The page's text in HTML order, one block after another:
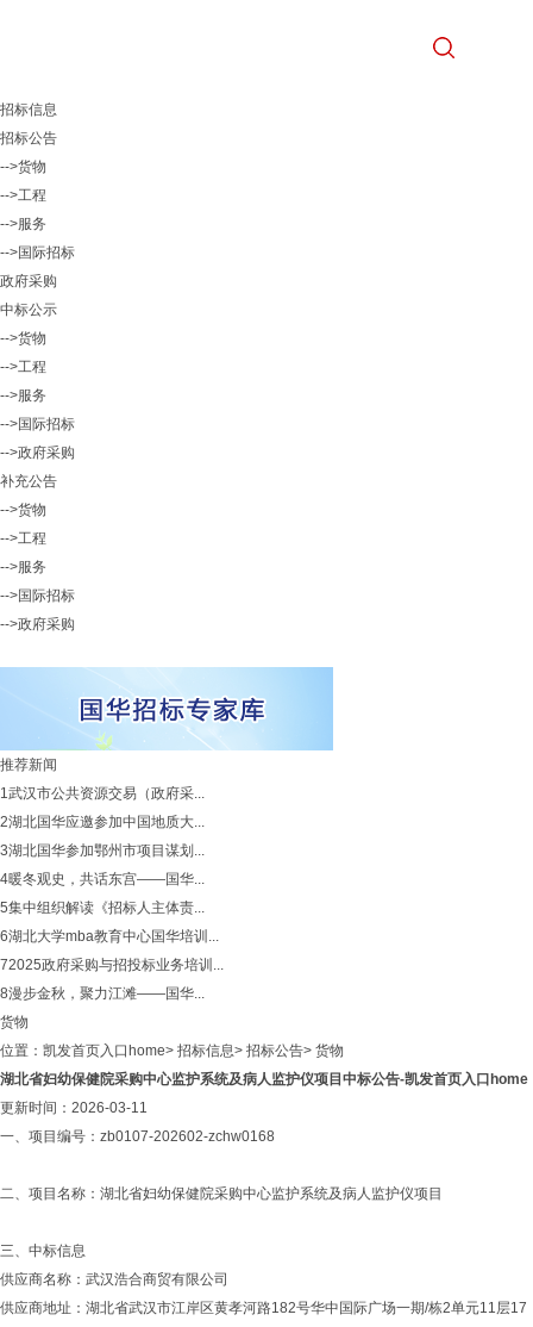
招标信息
招标公告
-->货物
-->工程
-->服务
-->国际招标
政府采购
中标公示
-->货物
-->工程
-->服务
-->国际招标
-->政府采购
补充公告
-->货物
-->工程
-->服务
-->国际招标
-->政府采购
推荐新闻
1武汉市公共资源交易（政府采...
2湖北国华应邀参加中国地质大...
3湖北国华参加鄂州市项目谋划...
4暖冬观史，共话东宫——国华...
5集中组织解读《招标人主体责...
6湖北大学mba教育中心国华培训...
72025政府采购与招投标业务培训...
8漫步金秋，聚力江滩——国华...
货物
位置： 凯发首页入口home> 招标信息> 招标公告> 货物
湖北省妇幼保健院采购中心监护系统及病人监护仪项目中标公告-凯发首页入口home
更新时间：2026-03-11
一、项目编号：zb0107-202602-zchw0168
二、项目名称：湖北省妇幼保健院采购中心监护系统及病人监护仪项目
三、中标信息
供应商名称：武汉浩合商贸有限公司
供应商地址：湖北省武汉市江岸区黄孝河路182号华中国际广场一期/栋2单元11层17